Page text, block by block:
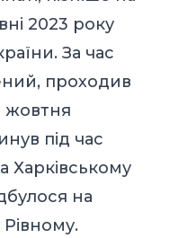
2023 року
За час
проходив
жовтня
під час
Харківському
на